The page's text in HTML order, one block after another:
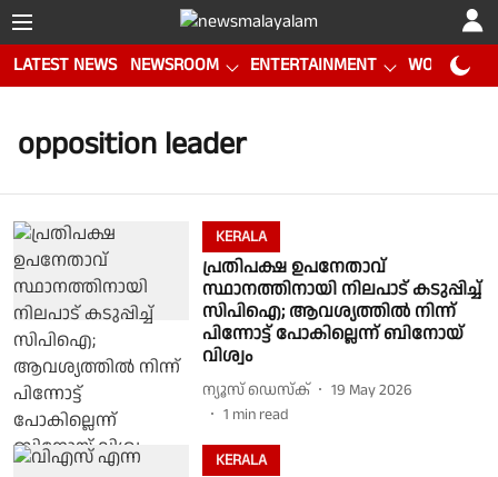
LATEST NEWS NEWSROOM ENTERTAINMENT WORLD CUP
opposition leader
KERALA
പ്രതിപക്ഷ ഉപനേതാവ്
സ്ഥാനത്തിനായി നിലപാട് കടുപ്പിച്ച്
സിപിഐ; ആവശ്യത്തിൽ നിന്ന്
പിന്നോട്ട് പോകില്ലെന്ന് ബിനോയ്
വിശ്വം
ന്യൂസ് ഡെസ്ക്
19 May 2026
1 min read
KERALA